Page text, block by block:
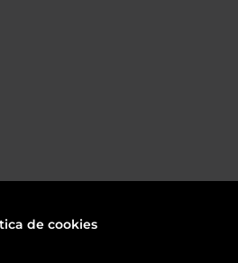
de cookies